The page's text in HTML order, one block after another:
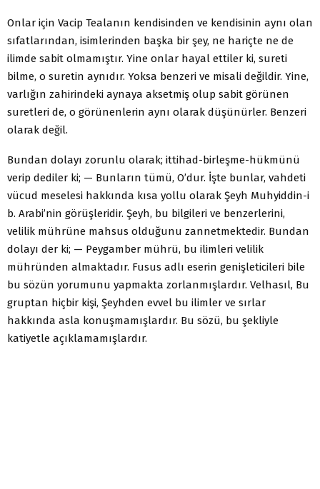
Onlar için Vacip Tealanın kendisinden ve kendisinin aynı olan
sıfatlarından, isimlerinden başka bir şey, ne hariçte ne de
ilimde sabit olmamıştır. Yine onlar hayal ettiler ki, sureti
bilme, o suretin aynıdır. Yoksa benzeri ve misali değildir. Yine,
varlığın zahirindeki aynaya aksetmiş olup sabit görünen
suretleri de, o görünenlerin aynı olarak düşünürler. Benzeri
olarak değil.
Bundan dolayı zorunlu olarak; ittihad-birleşme-hükmünü
verip dediler ki; — Bunların tümü, O’dur. İşte bunlar, vahdeti
vücud meselesi hakkında kısa yollu olarak Şeyh Muhyiddin-i
b. Arabi’nin görüşleridir. Şeyh, bu bilgileri ve benzerlerini,
velilik mührüne mahsus olduğunu zannetmektedir. Bundan
dolayı der ki; — Peygamber mührü, bu ilimleri velilik
mühründen almaktadır. Fusus adlı eserin genişleticileri bile
bu sözün yorumunu yapmakta zorlanmışlardır. Velhasıl, Bu
gruptan hiçbir kişi, Şeyhden evvel bu ilimler ve sırlar
hakkında asla konuşmamışlardır. Bu sözü, bu şekliyle
katiyetle açıklamamışlardır.